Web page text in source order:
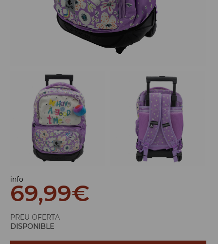
info
69,99€
PREU OFERTA
DISPONIBLE